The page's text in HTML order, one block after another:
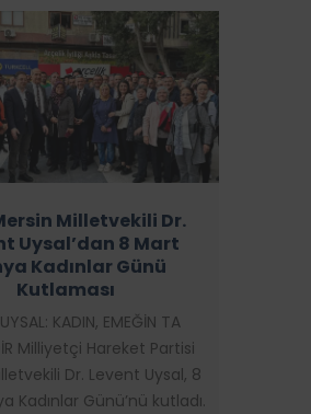
Milletvekili Dr.
Uysal’dan 8 Mart
Kadınlar Günü
Kutlaması
UYSAL: KADIN, EMEĞİN TA
Milliyetçi Hareket Partisi
Dr. Levent Uysal, 8
Kadınlar Günü’nü kutladı.